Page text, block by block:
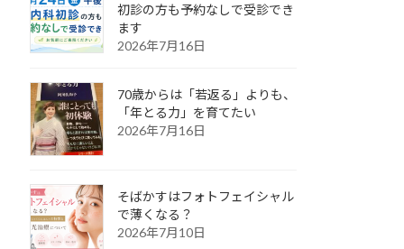
初診の方も予約なしで受診でき
ます
2026年7月16日
70歳からは「若返る」よりも、
「年とる力」を育てたい
2026年7月16日
そばかすはフォトフェイシャル
で薄くなる？
2026年7月10日